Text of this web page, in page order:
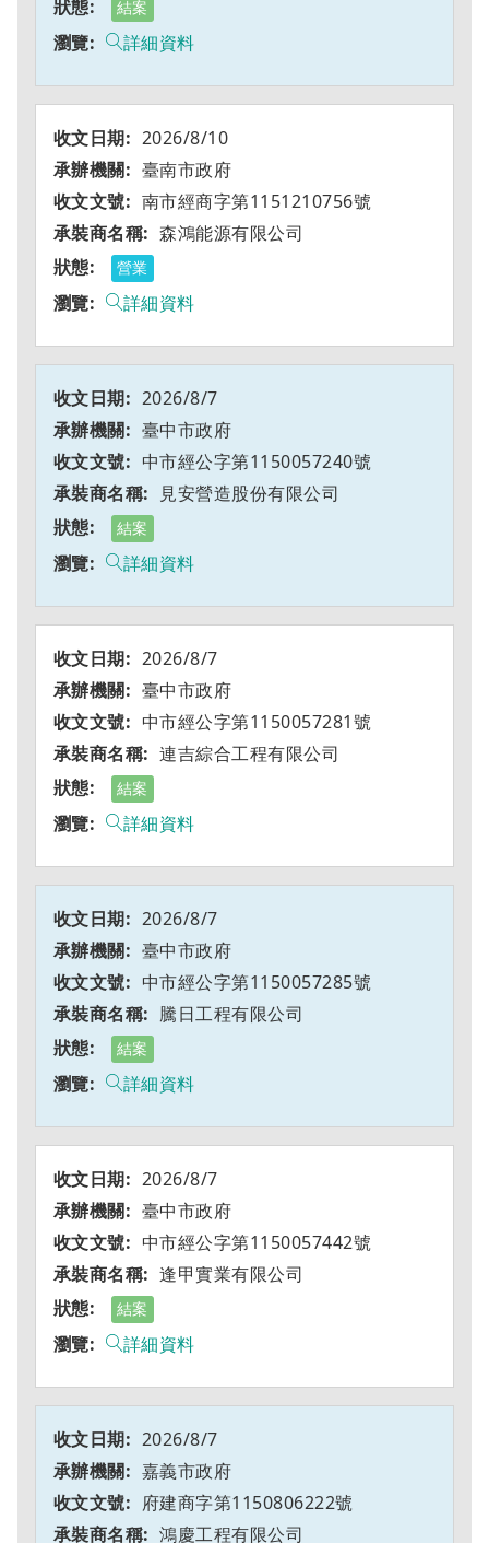
結案
詳細資料
2026/8/10
臺南市政府
南市經商字第1151210756號
森鴻能源有限公司
營業
詳細資料
2026/8/7
臺中市政府
中市經公字第1150057240號
見安營造股份有限公司
結案
詳細資料
2026/8/7
臺中市政府
中市經公字第1150057281號
連吉綜合工程有限公司
結案
詳細資料
2026/8/7
臺中市政府
中市經公字第1150057285號
騰日工程有限公司
結案
詳細資料
2026/8/7
臺中市政府
中市經公字第1150057442號
逢甲實業有限公司
結案
詳細資料
2026/8/7
嘉義市政府
府建商字第1150806222號
鴻慶工程有限公司